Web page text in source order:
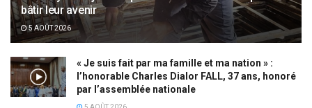
bâtir leur avenir
5 AOÛT 2026
« Je suis fait par ma famille et ma nation » :
l’honorable Charles Dialor FALL, 37 ans, honoré
par l’assemblée nationale